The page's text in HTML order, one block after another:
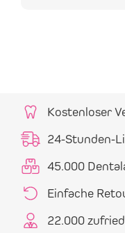
Kostenloser
24-Stunden-
45.000
Einfache
22.000